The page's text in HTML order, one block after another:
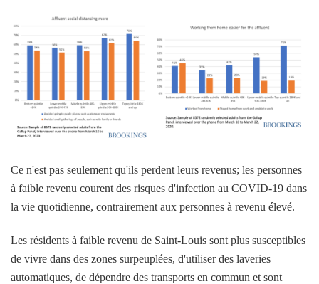
Ce n'est pas seulement qu'ils perdent leurs revenus; les personnes
à faible revenu courent des risques d'infection au COVID-19 dans
la vie quotidienne, contrairement aux personnes à revenu élevé.
Les résidents à faible revenu de Saint-Louis sont plus susceptibles
de vivre dans des zones surpeuplées, d'utiliser des laveries
automatiques, de dépendre des transports en commun et sont